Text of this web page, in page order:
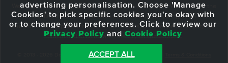
We've been entertaining visitors to our town since 1988. We're part of the
fabric of Dublin City and we take great pride in delivering a real and
authentic tour experience to all of our visitors, one steeped in history but
one that also celebrates the city as she evolves.
© 2013 - 2026 DoDublin. All Rights Reserved.
advertising personalisation. Choose 'Manage
Cookies' to pick specific cookies you're okay with
or to change your preferences. Click to review our
Privacy Policy and Cookie Policy
ACCEPT ALL